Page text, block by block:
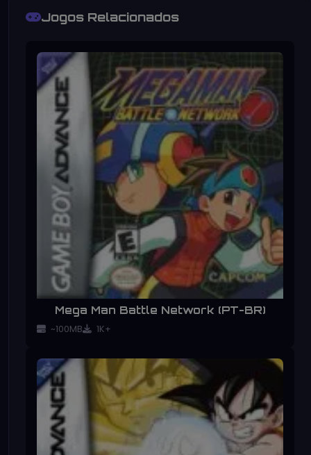
Jogos Relacionados
Mega Man Battle Network (PT-BR)
~100MB 1K+